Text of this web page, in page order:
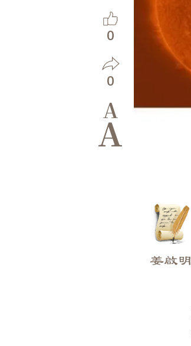
0
0
A
A
姜啟明